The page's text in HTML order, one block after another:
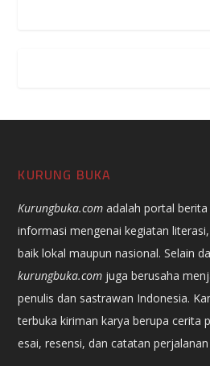
KURUNG BUKA
Kurungbuka.com adalah portal
informasi mengenai kegiatan
baik lokal maupun nasional. Selain
kurungbuka.com juga berusaha
penulis dan sastrawan Indonesia.
terbuka kiriman karya berupa cerita
esai, resensi, dan catatan perjalanan